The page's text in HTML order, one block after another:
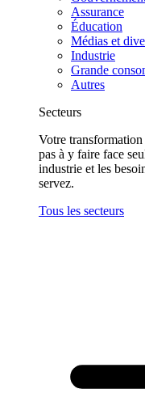
Assurance
Éducation
Médias et
Industrie
Grande
Autres
Secteurs
Votre
pas à y faire face
industrie et les
servez.
Tous les secteurs